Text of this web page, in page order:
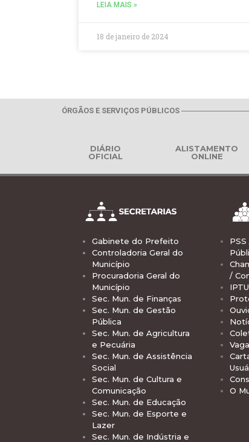
LEIA MAIS »
18 de janeiro de 2024
ÓRGÃOS E SERVIÇOS PÚBLICOS
DIÁRIO
OFICIAL
ALISTAMENTO
ONLINE
Gabinete do Prefeito
Controladoria Geral do
Município
Procuradoria Geral do
Município
Sec. Mun. de Finanças
Sec. Mun. de Gestão
Pública
Sec. Mun. de Agricultura
e Pecuária
Sec. Mun. de Assistência
Social
Sec. Mun. de Cultura e
Comunicação
Sec. Mun. de Educação
Sec. Mun. de Esporte e
Lazer
Sec. Mun. de Indústria e
/
IPTU
O